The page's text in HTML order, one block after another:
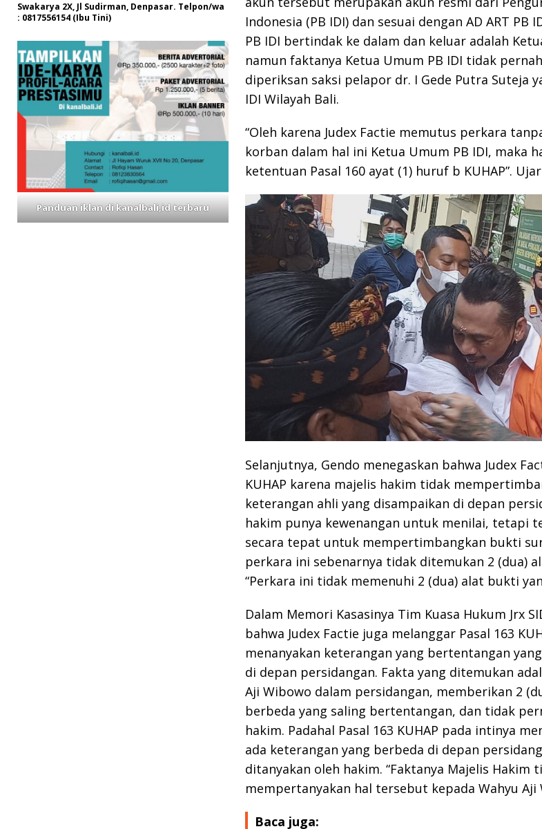
Indonesia (PB IDI) dan sesuai dengan AD ART PB
PB IDI bertindak ke dalam dan keluar adalah
namun faktanya Ketua Umum PB IDI tidak
diperiksan saksi pelapor dr. I Gede Putra Suteja
IDI Wilayah Bali.
“Oleh karena Judex Factie memutus perkara
korban dalam hal ini Ketua Umum PB IDI, maka
ketentuan Pasal 160 ayat (1) huruf b KUHAP”.
Selanjutnya, Gendo menegaskan bahwa Judex
KUHAP karena majelis hakim tidak
keterangan ahli yang disampaikan di depan
hakim punya kewenangan untuk menilai, tetapi
secara tepat untuk mempertimbangkan bukti
perkara ini sebenarnya tidak ditemukan 2 (dua)
“Perkara ini tidak memenuhi 2 (dua) alat bukti
Dalam Memori Kasasinya Tim Kuasa Hukum Jrx
bahwa Judex Factie juga melanggar Pasal 163
menanyakan keterangan yang bertentangan
di depan persidangan. Fakta yang ditemukan
Aji Wibowo dalam persidangan, memberikan 2
berbeda yang saling bertentangan, dan tidak
hakim. Padahal Pasal 163 KUHAP pada intinya
ada keterangan yang berbeda di depan
ditanyakan oleh hakim. “Faktanya Majelis Hakim
mempertanyakan hal tersebut kepada Wahyu Aji
Baca juga:
Swakarya 2X, Jl Sudirman, Denpasar. Telpon/wa
: 0817556154 (Ibu Tini)
Panduan iklan di kanalbali,id terbaru